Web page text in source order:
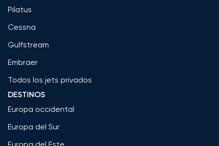
Pilatus
Cessna
Gulfstream
Embraer
Todos los jets privados
DESTINOS
Europa occidental
Europa del Sur
Europa del Este